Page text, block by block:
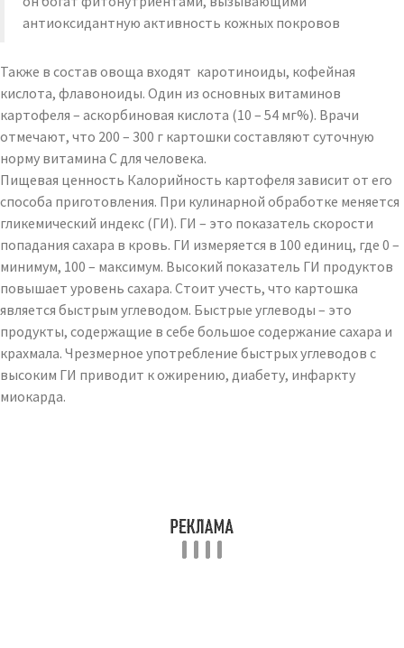
антиоксидантную активность кожных покровов
Также в состав овоща входят каротиноиды, кофейная
кислота, флавоноиды. Один из основных витаминов
картофеля – аскорбиновая кислота (10 – 54 мг%). Врачи
отмечают, что 200 – 300 г картошки составляют суточную
норму витамина C для человека.
Пищевая ценность Калорийность картофеля зависит от его
способа приготовления. При кулинарной обработке меняется
гликемический индекс (ГИ). ГИ – это показатель скорости
попадания сахара в кровь. ГИ измеряется в 100 единиц, где 0 –
минимум, 100 – максимум. Высокий показатель ГИ продуктов
повышает уровень сахара. Стоит учесть, что картошка
является быстрым углеводом. Быстрые углеводы – это
продукты, содержащие в себе большое содержание сахара и
крахмала. Чрезмерное употребление быстрых углеводов с
высоким ГИ приводит к ожирению, диабету, инфаркту
миокарда.